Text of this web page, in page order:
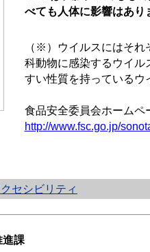
べても人体に影響はあり
（※）ウイルスにはそ
科動物に感染するウイル
すい性質を持っているウ
食品安全委員会ホームペ
http://www.fsc.go.jp/
セシビリティ
進課